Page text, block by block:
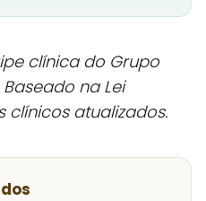
clínica do Grupo
na Lei
clínicos atualizados.